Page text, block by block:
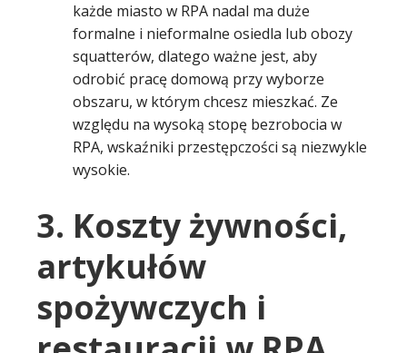
każde miasto w RPA nadal ma duże
formalne i nieformalne osiedla lub obozy
squatterów, dlatego ważne jest, aby
odrobić pracę domową przy wyborze
obszaru, w którym chcesz mieszkać. Ze
względu na wysoką stopę bezrobocia w
RPA, wskaźniki przestępczości są niezwykle
wysokie.
3. Koszty żywności,
artykułów
spożywczych i